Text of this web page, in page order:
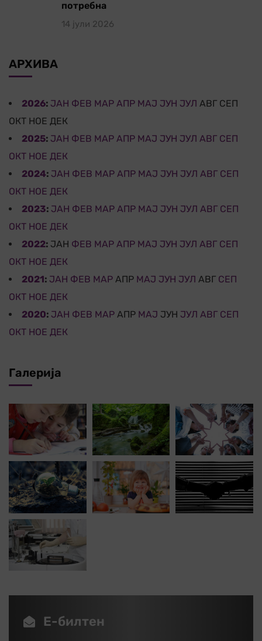
потребна
14 јули 2026
АРХИВА
2026: ЈАН ФЕВ МАР АПР МАЈ ЈУН ЈУЛ АВГ СЕП
ОКТ НОЕ ДЕК
2025: ЈАН ФЕВ МАР АПР МАЈ ЈУН ЈУЛ АВГ СЕП
ОКТ НОЕ ДЕК
2024: ЈАН ФЕВ МАР АПР МАЈ ЈУН ЈУЛ АВГ СЕП
ОКТ НОЕ ДЕК
2023: ЈАН ФЕВ МАР АПР МАЈ ЈУН ЈУЛ АВГ СЕП
ОКТ НОЕ ДЕК
2022: ЈАН ФЕВ МАР АПР МАЈ ЈУН ЈУЛ АВГ СЕП
ОКТ НОЕ ДЕК
2021: ЈАН ФЕВ МАР АПР МАЈ ЈУН ЈУЛ АВГ СЕП
ОКТ НОЕ ДЕК
2020: ЈАН ФЕВ МАР АПР МАЈ ЈУН ЈУЛ АВГ СЕП
ОКТ НОЕ ДЕК
Галерија
Е-билтен